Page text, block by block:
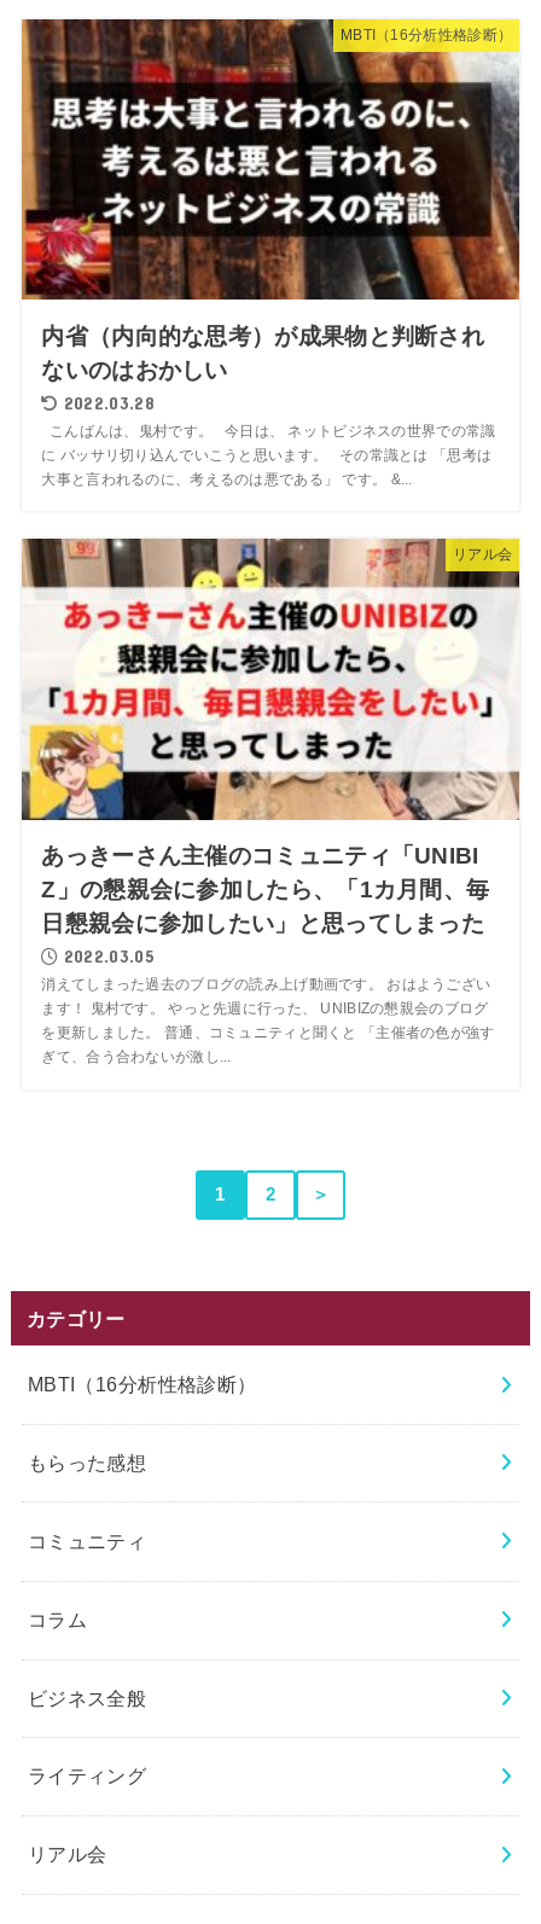
MBTI（16分析性格診断）
内省（内向的な思考）が成果物と判断され
ないのはおかしい
2022.03.28
こんばんは、鬼村です。 今日は、 ネットビジネスの世界での常識
に バッサリ切り込んでいこうと思います。 その常識とは 「思考は
大事と言われるのに、考えるのは悪である」 です。 &...
リアル会
あっきーさん主催のコミュニティ「UNIBI
Z」の懇親会に参加したら、「1カ月間、毎
日懇親会に参加したい」と思ってしまった
2022.03.05
消えてしまった過去のブログの読み上げ動画です。 おはようござい
ます！ 鬼村です。 やっと先週に行った、 UNIBIZの懇親会のブログ
を更新しました。 普通、コミュニティと聞くと 「主催者の色が強す
ぎて、合う合わないが激し...
1 2 ＞
カテゴリー
MBTI（16分析性格診断）
もらった感想
コミュニティ
コラム
ビジネス全般
ライティング
リアル会